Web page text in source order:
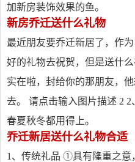
加新房装饰效果的鱼。
新房乔迁送什么礼物
最近朋友要乔迁新居了，作
好的礼物去祝贺，但是送什
实在啦，封给你的那朋友，
去。 请点击输入图片描述 2
春夏秋冬都用得上。
乔迁新居送什么礼物合适
1、传统礼品 ①具有隆重之意